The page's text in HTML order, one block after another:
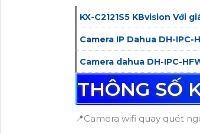
KX-C2121S5 KBvision Với
Camera IP Dahua DH-IPC-
Camera dahua DH-IPC-
THÔNG SỐ
📍Camera wifi quay quét